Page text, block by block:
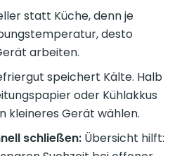
statt Küche, denn je
desto
arbeiten.
speichert Kälte. Halb
oder Kühlakkus
kleineres Gerät wählen.
schließen: Übersicht hilft: